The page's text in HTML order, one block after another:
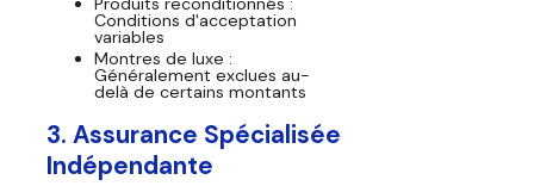
Conditions d'acceptation
variables
Montres de luxe :
Généralement exclues au-
delà de certains montants
3. Assurance Spécialisée
Indépendante